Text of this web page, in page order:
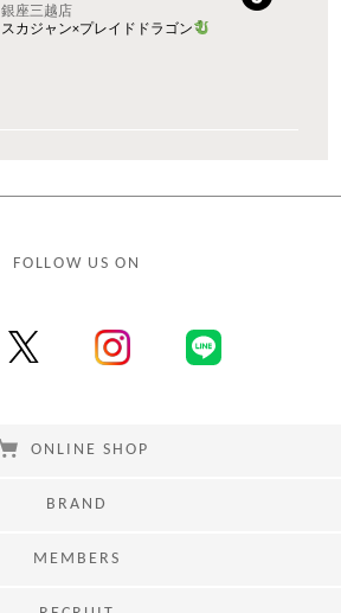
銀座三越店
スカジャン×プレイドドラゴン
FOLLOW US ON
ONLINE SHOP
BRAND
MEMBERS